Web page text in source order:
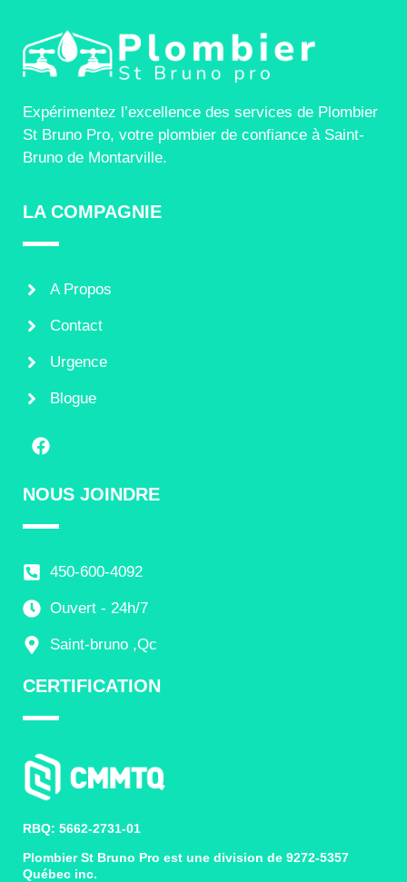
Expérimentez l’excellence des services de Plombier
St Bruno Pro, votre plombier de confiance à Saint-
Bruno de Montarville.
LA COMPAGNIE
A Propos
Contact
Urgence
Blogue
NOUS JOINDRE
450-600-4092
Ouvert - 24h/7
Saint-bruno ,Qc
CERTIFICATION
RBQ: 5662-2731-01
Plombier St Bruno Pro est une division de 9272-5357
Québec inc.